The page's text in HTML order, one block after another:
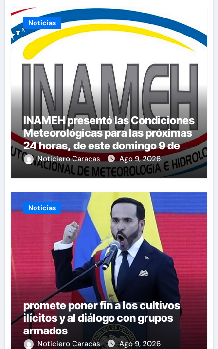
Noticias
INAMEH presentó las Condiciones
Meteorológicas para las próximas
24 horas, de este domingo 9 de
agosto 2026
Noticiero Caracas Ago 9, 2026
Noticias
promete poner fin a los cultivos
ilícitos y al diálogo con grupos
armados
Noticiero Caracas Ago 9, 2026